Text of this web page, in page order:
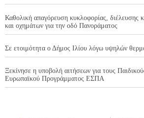
Καθολική απαγόρευση κυκλοφορίας, διέλευσης
και οχημάτων για την οδό Πανοράματος
Σε ετοιμότητα ο Δήμος Ιλίου λόγω υψηλών
Ξεκίνησε η υποβολή αιτήσεων για τους
Ευρωπαϊκού Προγράμματος ΕΣΠΑ